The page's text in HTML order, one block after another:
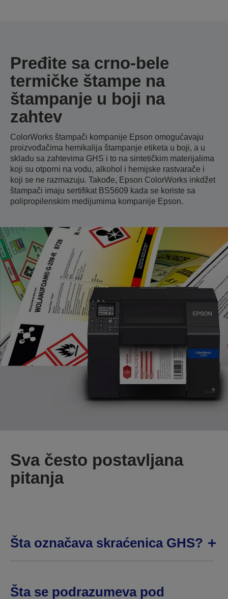
Pređite sa crno-bele
termičke štampe na
štampanje u boji na
zahtev
ColorWorks štampači kompanije Epson omogućavaju
proizvođačima hemikalija štampanje etiketa u boji, a u
skladu sa zahtevima GHS i to na sintetičkim materijalima
koji su otporni na vodu, alkohol i hemijske rastvarače i
koji se ne razmazuju. Takođe, Epson ColorWorks inkdžet
štampači imaju sertifikat BS5609 kada se koriste sa
polipropilenskim medijumima kompanije Epson.
Sva često postavljana
pitanja
Šta označava skraćenica GHS?
Šta se podrazumeva pod